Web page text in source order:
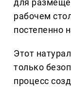
для
рабочем
постепенно
Этот
только
процесс